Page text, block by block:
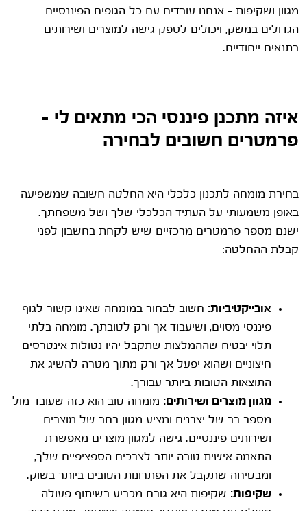
מגוון ושקיפות – אנחנו עובדים עם כל הגופים הפיננסיים
הגדולים במשק, ויכולים לספק גישה למוצרים ושירותים
בתנאים ייחודיים.
איזה מתכנן פיננסי הכי מתאים לי –
פרמטרים חשובים לבחירה
בחירת מומחה לתכנון כלכלי היא החלטה חשובה שמשפיעה
באופן משמעותי על העתיד הכלכלי שלך ושל משפחתך.
ישנם מספר פרמטרים מרכזיים שיש לקחת בחשבון לפני
קבלת ההחלטה:
אובייקטיביות: חשוב לבחור במומחה שאינו קשור לגוף
פיננסי מסוים, ושיעבוד אך ורק לטובתך. מומחה בלתי
תלוי יבטיח שההמלצות שתקבל יהיו נטולות אינטרסים
חיצוניים ושהוא יפעל אך ורק מתוך מטרה להשיג את
התוצאות הטובות ביותר עבורך.
מגוון מוצרים ושירותים: מומחה טוב הוא כזה שעובד מול
מספר רב של יצרנים ומציע מגוון רחב של מוצרים
ושירותים פיננסיים. גישה למגוון מוצרים מאפשרת
התאמה אישית טובה יותר לצרכים הספציפיים שלך,
ומבטיחה שתקבל את הפתרונות הטובים ביותר בשוק.
שקיפות: שקיפות היא גורם מכריע בשיתוף פעולה